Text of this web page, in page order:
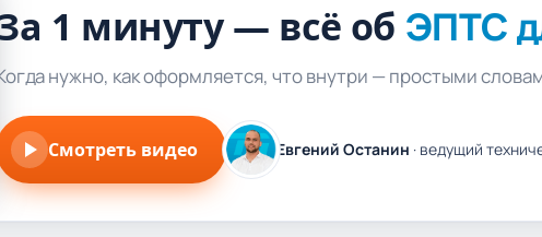
1 минуту — всё об ЭПТС
нужно, как оформляется, что внутри — простыми
Смотреть видео Евгений Останин · ведущий